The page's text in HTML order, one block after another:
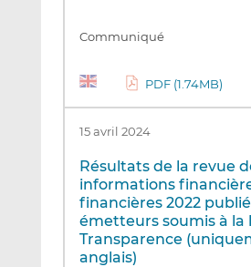
Communiqué
PDF (1.74MB)
15 avril 2024
Résultats de la revue
informations
financières 2022
émetteurs soumis à la
Transparence
anglais)